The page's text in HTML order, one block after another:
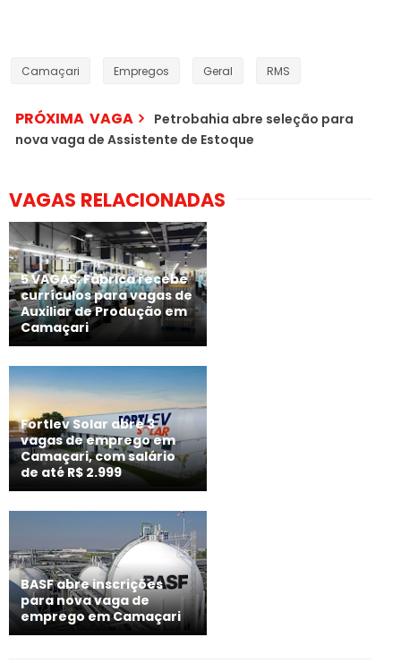
Camaçari Empregos Geral RMS
PRÓXIMA VAGA
Petrobahia abre seleção para
nova vaga de Assistente de Estoque
VAGAS RELACIONADAS
5 VAGAS: Fábrica recebe
currículos para vagas de
Auxiliar de Produção em
Camaçari
Fortlev Solar abre 3
vagas de emprego em
Camaçari, com salário
de até R$ 2.999
BASF abre inscrições
para nova vaga de
emprego em Camaçari